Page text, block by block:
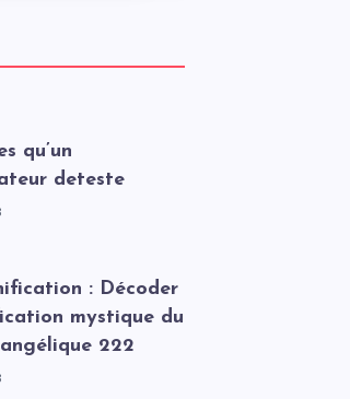
qu’un
deteste
: Décoder
mystique du
222